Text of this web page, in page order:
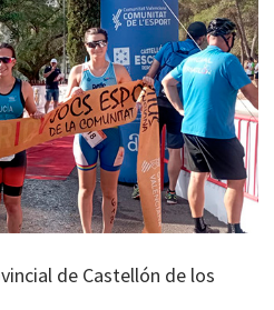
de Castellón de los